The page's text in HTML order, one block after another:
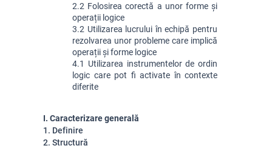
2.2 Folosirea corectă a unor forme și
operații logice
3.2 Utilizarea lucrului în echipă pentru
rezolvarea unor probleme care implică
operații și forme logice
4.1 Utilizarea instrumentelor de ordin
logic care pot fi activate în contexte
diferite
I. Caracterizare generală
1. Definire
2. Structură